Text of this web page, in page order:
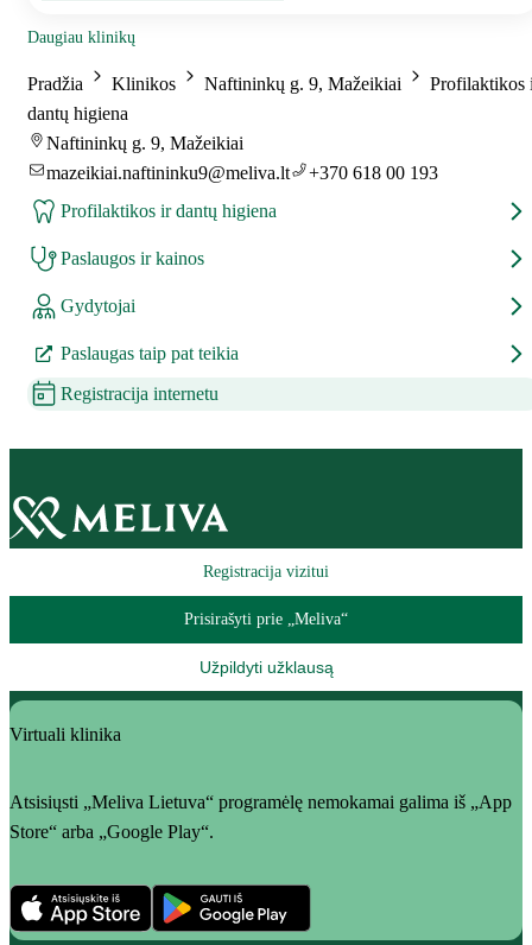
Daugiau klinikų
Pradžia Klinikos Naftininkų g. 9, Mažeikiai
Profilaktikos
dantų higiena
Naftininkų g. 9, Mažeikiai
mazeikiai.naftininku9@meliva.lt
+370 618 00 193
Profilaktikos ir dantų higiena
Paslaugos ir kainos
Gydytojai
Paslaugas taip pat teikia
Registracija internetu
Registracija vizitui
Prisirašyti prie „Meliva“
Užpildyti užklausą
Virtuali klinika
Atsisiųsti „Meliva Lietuva“ programėlę nemokamai galima iš „App
Store“ arba „Google Play“.